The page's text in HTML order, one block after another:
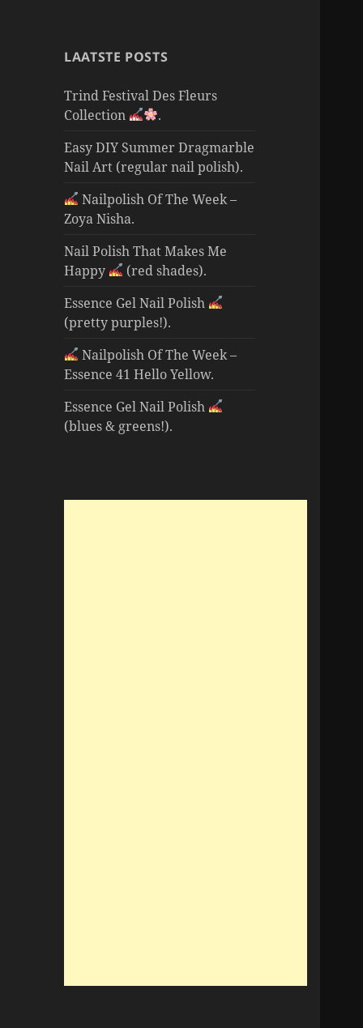
LAATSTE POSTS
Trind Festival Des Fleurs
Collection
.
Easy DIY Summer Dragmarble
Nail Art (regular nail polish).
Nailpolish Of The Week –
Zoya Nisha.
Nail Polish That Makes Me
Happy
(red shades).
Essence Gel Nail Polish
(pretty purples!).
Nailpolish Of The Week –
Essence 41 Hello Yellow.
Essence Gel Nail Polish
(blues & greens!).